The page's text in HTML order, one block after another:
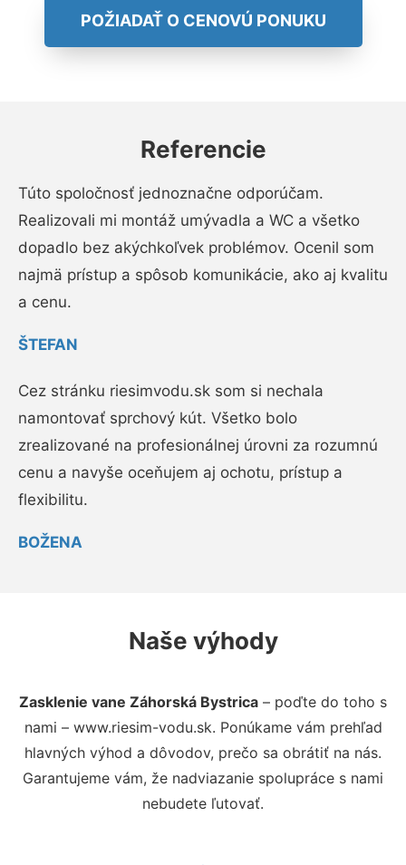
POŽIADAŤ O CENOVÚ PONUKU
Referencie
Túto spoločnosť jednoznačne odporúčam.
Realizovali mi montáž umývadla a WC a všetko
dopadlo bez akýchkoľvek problémov. Ocenil som
najmä prístup a spôsob komunikácie, ako aj kvalitu
a cenu.
ŠTEFAN
Cez stránku riesimvodu.sk som si nechala
namontovať sprchový kút. Všetko bolo
zrealizované na profesionálnej úrovni za rozumnú
cenu a navyše oceňujem aj ochotu, prístup a
flexibilitu.
BOŽENA
Naše výhody
Zasklenie vane Záhorská Bystrica – poďte do toho s
nami – www.riesim-vodu.sk. Ponúkame vám prehľad
hlavných výhod a dôvodov, prečo sa obrátiť na nás.
Garantujeme vám, že nadviazanie spolupráce s nami
nebudete ľutovať.